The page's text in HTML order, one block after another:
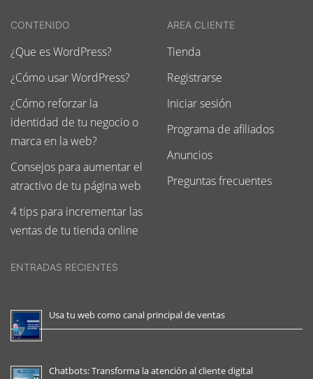
CONTENIDO
¿Que es WordPress?
¿Cómo usar WordPress?
¿Cómo reforzar la
identidad de tu negocio o
marca en la web?
Consejos para aumentar el
atractivo de tu página web
4 tips para incrementar las
ventas de tu tienda online
AREA CLIENTE
Tienda
Registrarse
Iniciar sesión
Programa de afiliados
Anuncios
Preguntas frecuentes
ENTRADAS RECIENTES
Usa tu web como canal principal de ventas
Chatbots: Transforma la atención al cliente digital